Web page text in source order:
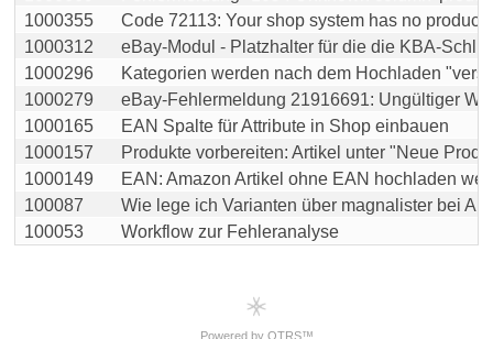
1000355
Code 72113: Your shop system has no product
1000312
eBay-Modul - Platzhalter für die die KBA-
1000296
Kategorien werden nach dem Hochladen
1000279
eBay-Fehlermeldung 21916691: Ungültiger
1000165
EAN Spalte für Attribute in Shop einbauen
1000157
Produkte vorbereiten: Artikel unter "Neue
1000149
EAN: Amazon Artikel ohne EAN hochladen
100087
Wie lege ich Varianten über magnalister bei
100053
Workflow zur Fehleranalyse
Powered by OTRS™